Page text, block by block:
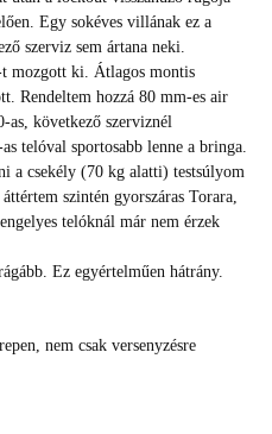
Egy sokéves villának ez a
szerviz sem ártana neki.
mozgott ki. Átlagos montis
Rendeltem hozzá 80 mm-es air
as, következő szerviznél
telóval sportosabb lenne a bringa.
a csekély (70 kg alatti) testsúlyom
szintén gyorszáras Torara,
telóknál már nem érzek
Ez egyértelműen hátrány.
nem csak versenyzésre